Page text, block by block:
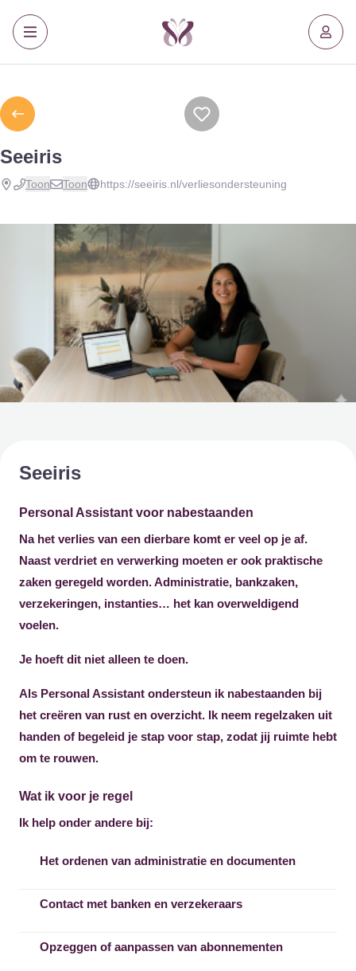
Seeiris
Toon Toon https://seeiris.nl/verliesondersteuning
Seeiris
Personal Assistant voor nabestaanden
Na het verlies van een dierbare komt er veel op je af.
Naast verdriet en verwerking moeten er ook praktische
zaken geregeld worden. Administratie, bankzaken,
verzekeringen, instanties… het kan overweldigend
voelen.
Je hoeft dit niet alleen te doen.
Als Personal Assistant ondersteun ik nabestaanden bij
het creëren van rust en overzicht. Ik neem regelzaken uit
handen of begeleid je stap voor stap, zodat jij ruimte hebt
om te rouwen.
Wat ik voor je regel
Ik help onder andere bij:
Het ordenen van administratie en documenten
Contact met banken en verzekeraars
Opzeggen of aanpassen van abonnementen